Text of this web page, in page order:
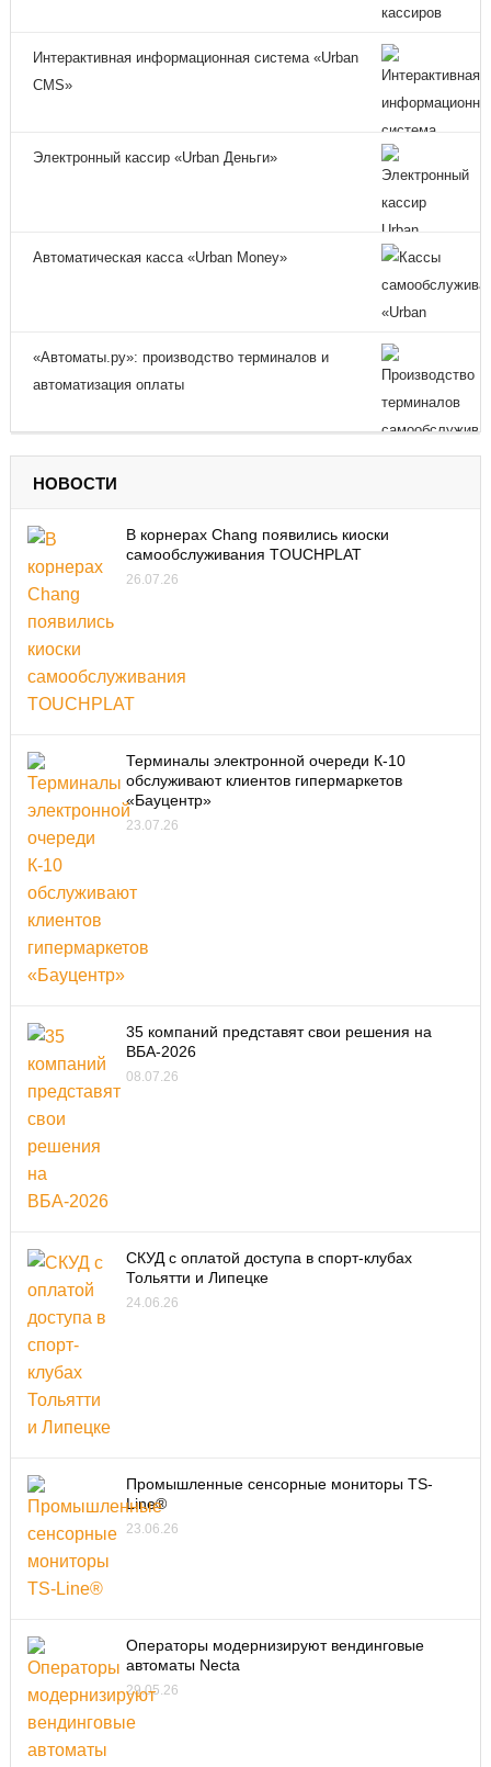
Интерактивная информационная система «Urban
CMS»
Электронный кассир «Urban Деньги»
Автоматическая касса «Urban Money»
«Автоматы.ру»: производство терминалов и
автоматизация оплаты
НОВОСТИ
В корнерах Chang появились киоски
самообслуживания TOUCHPLAT
26.07.26
Терминалы электронной очереди К-10
обслуживают клиентов гипермаркетов
«Бауцентр»
23.07.26
35 компаний представят свои решения на
ВБА-2026
08.07.26
СКУД с оплатой доступа в спорт-клубах
Тольятти и Липецке
24.06.26
Промышленные сенсорные мониторы TS-
Line®
23.06.26
Операторы модернизируют вендинговые
автоматы Necta
29.05.26